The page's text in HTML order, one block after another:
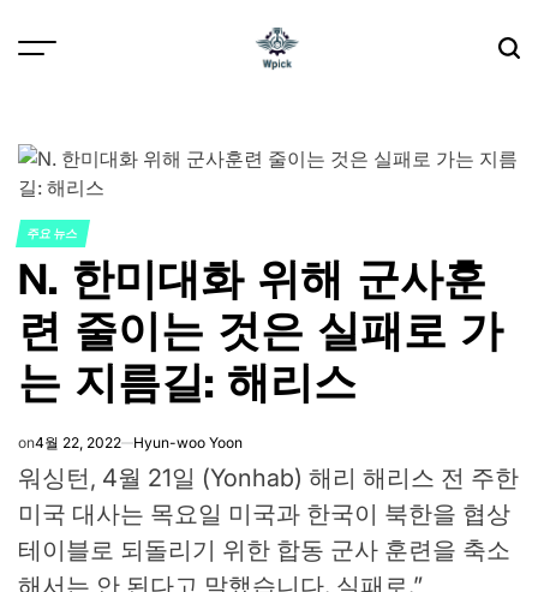
POSTED
IN
주요 뉴스
N. 한미대화 위해 군사훈
련 줄이는 것은 실패로 가
는 지름길: 해리스
on4월 22, 2022 Hyun-woo Yoon
워싱턴, 4월 21일 (Yonhab) 해리 해리스 전 주한
미국 대사는 목요일 미국과 한국이 북한을 협상
테이블로 되돌리기 위한 합동 군사 훈련을 축소
해서는 안 된다고 말했습니다. 실패로.”